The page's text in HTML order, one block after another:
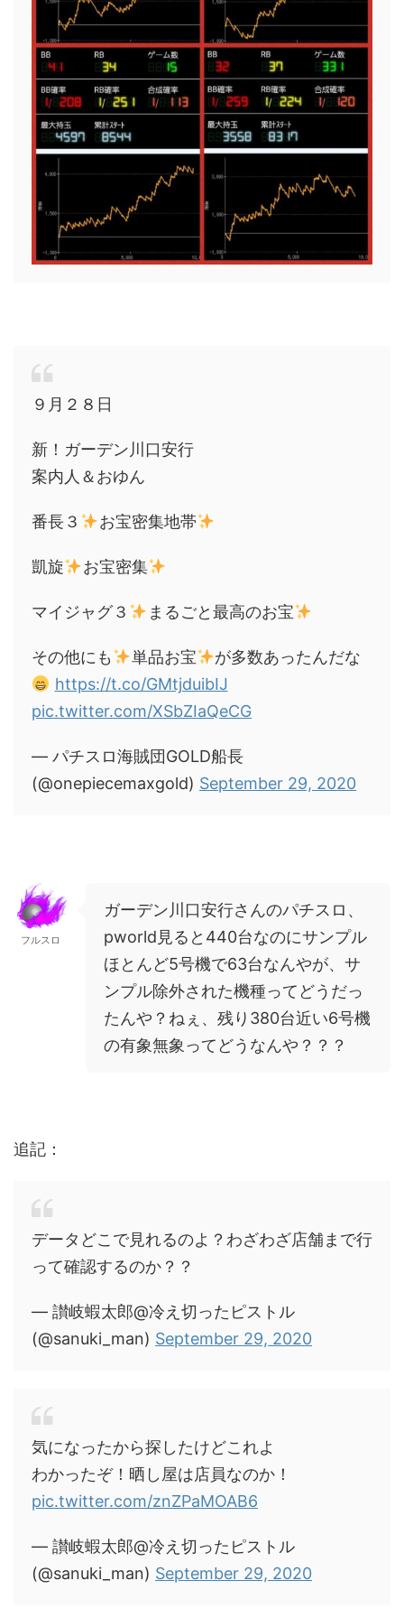
９月２８日
新！ガーデン川口安行
案内人＆おゆん
番長３ お宝密集地帯
凱旋 お宝密集
マイジャグ３ まるごと最高のお宝
その他にも 単品お宝
が多数あったんだな
https://t.co/GMtjduibIJ
pic.twitter.com/XSbZIaQeCG
— パチスロ海賊団GOLD船長
(@onepiecemaxgold) September 29, 2020
フルスロ
ガーデン川口安行さんのパチスロ、
pworld見ると440台なのにサンプル
ほとんど5号機で63台なんやが、サ
ンプル除外された機種ってどうだっ
たんや？ねぇ、残り380台近い6号機
の有象無象ってどうなんや？？？
追記：
データどこで見れるのよ？わざわざ店舗まで行
って確認するのか？？
— 讃岐蝦太郎@冷え切ったピストル
(@sanuki_man) September 29, 2020
気になったから探したけどこれよ
わかったぞ！晒し屋は店員なのか！
pic.twitter.com/znZPaMOAB6
— 讃岐蝦太郎@冷え切ったピストル
(@sanuki_man) September 29, 2020